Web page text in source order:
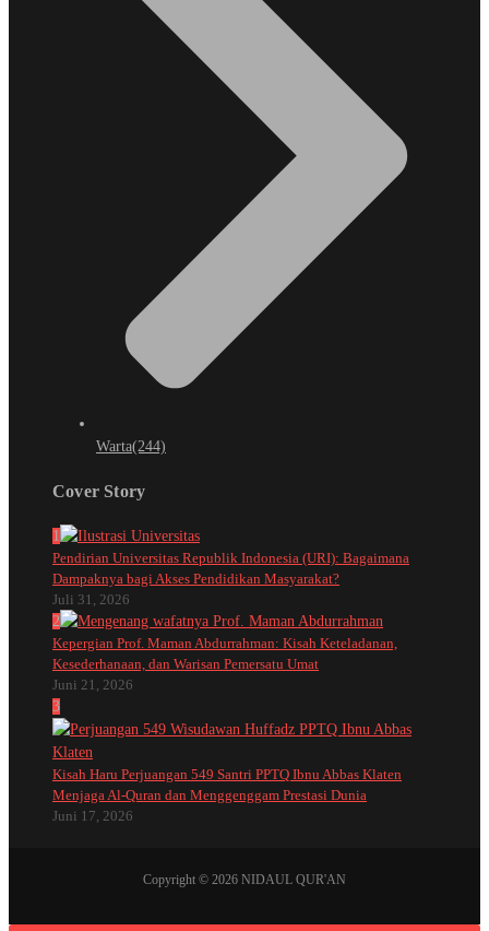
Warta(244)
Cover Story
1
Pendirian Universitas Republik Indonesia (URI): Bagaimana
Dampaknya bagi Akses Pendidikan Masyarakat?
Juli 31, 2026
2
Kepergian Prof. Maman Abdurrahman: Kisah Keteladanan,
Kesederhanaan, dan Warisan Pemersatu Umat
Juni 21, 2026
3
Kisah Haru Perjuangan 549 Santri PPTQ Ibnu Abbas Klaten
Menjaga Al-Quran dan Menggenggam Prestasi Dunia
Juni 17, 2026
Copyright © 2026 NIDAUL QUR'AN